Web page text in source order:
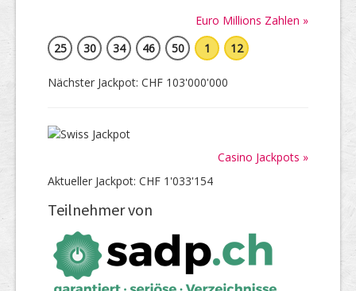
Euro Millions Zahlen »
25
30 34 46 50 1 12
Nächster Jackpot: CHF 103'000'000
Casino Jackpots »
Aktueller Jackpot: CHF 1'033'154
Teilnehmer von